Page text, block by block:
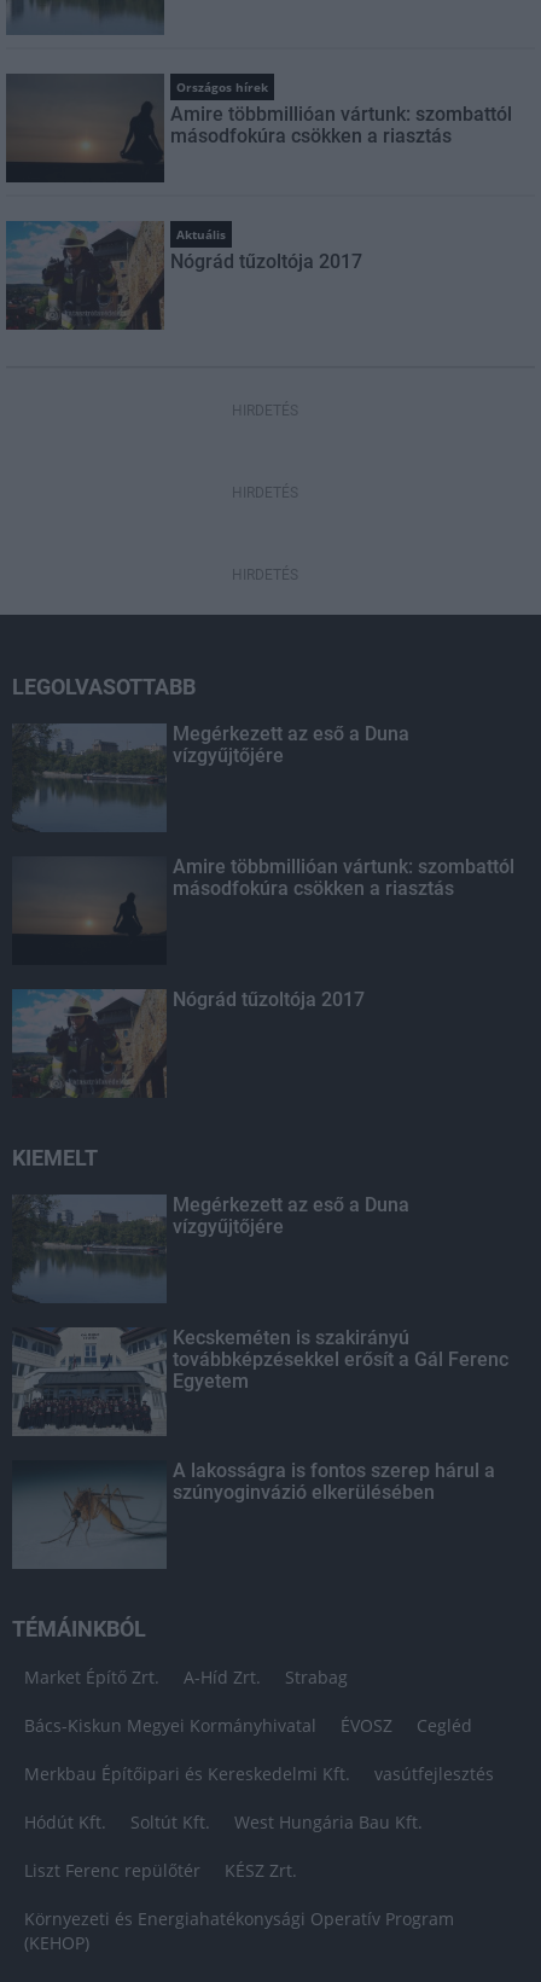
Országos hírek
Amire többmillióan vártunk: szombattól
másodfokúra csökken a riasztás
Aktuális
Nógrád tűzoltója 2017
HIRDETÉS
HIRDETÉS
HIRDETÉS
LEGOLVASOTTABB
Megérkezett az eső a Duna
vízgyűjtőjére
Amire többmillióan vártunk: szombattól
másodfokúra csökken a riasztás
Nógrád tűzoltója 2017
KIEMELT
Megérkezett az eső a Duna
vízgyűjtőjére
Kecskeméten is szakirányú
továbbképzésekkel erősít a Gál Ferenc
Egyetem
A lakosságra is fontos szerep hárul a
szúnyoginvázió elkerülésében
TÉMÁINKBÓL
Market Építő Zrt. A-Híd Zrt. Strabag
Bács-Kiskun Megyei Kormányhivatal ÉVOSZ Cegléd
Merkbau Építőipari és Kereskedelmi Kft. vasútfejlesztés
Hódút Kft. Soltút Kft. West Hungária Bau Kft.
Liszt Ferenc repülőtér KÉSZ Zrt.
Környezeti és Energiahatékonysági Operatív Program
(KEHOP)